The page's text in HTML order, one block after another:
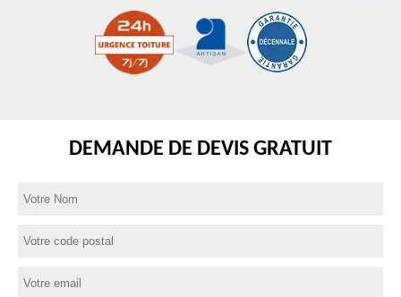
DEMANDE DE DEVIS GRATUIT